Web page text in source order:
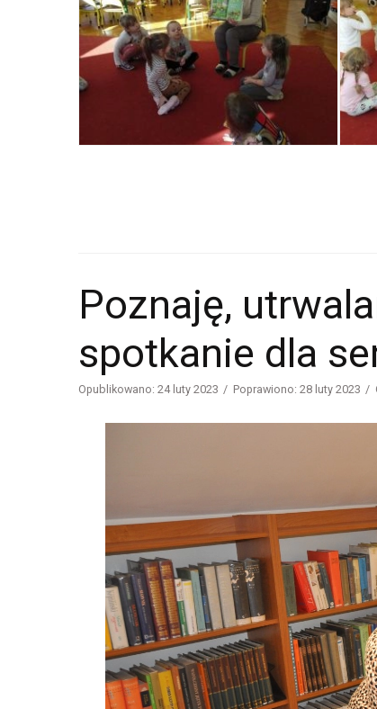
Poznaję,
spotkanie dla
Opublikowano: 24 luty 2023 Poprawiono: 28 luty 2023